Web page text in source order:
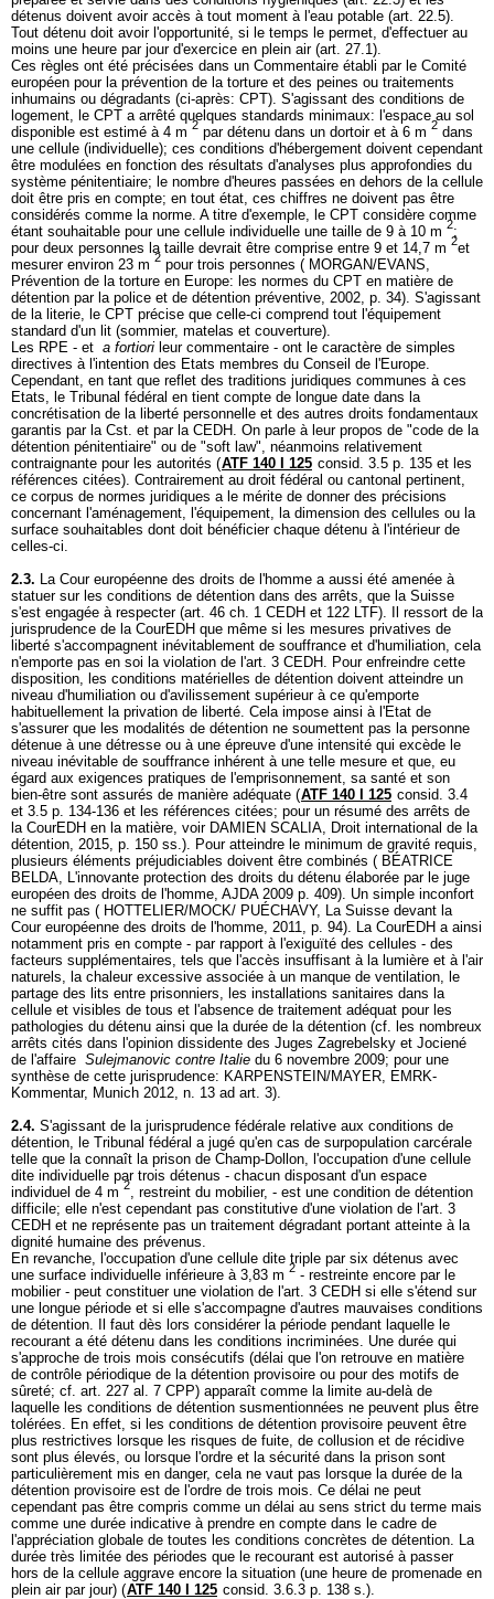
détenus doivent avoir accès à tout moment à l'eau potable (art. 22.5).
Tout détenu doit avoir l'opportunité, si le temps le permet, d'effectuer au
moins une heure par jour d'exercice en plein air (art. 27.1).
Ces règles ont été précisées dans un Commentaire établi par le Comité
européen pour la prévention de la torture et des peines ou traitements
inhumains ou dégradants (ci-après: CPT). S'agissant des conditions de
logement, le CPT a arrêté quelques standards minimaux: l'espace au sol
disponible est estimé à 4 m 2 par détenu dans un dortoir et à 6 m 2 dans
une cellule (individuelle); ces conditions d'hébergement doivent cependant
être modulées en fonction des résultats d'analyses plus approfondies du
système pénitentiaire; le nombre d'heures passées en dehors de la cellule
doit être pris en compte; en tout état, ces chiffres ne doivent pas être
considérés comme la norme. A titre d'exemple, le CPT considère comme
étant souhaitable pour une cellule individuelle une taille de 9 à 10 m 2;
pour deux personnes la taille devrait être comprise entre 9 et 14,7 m 2et
mesurer environ 23 m 2 pour trois personnes ( MORGAN/EVANS,
Prévention de la torture en Europe: les normes du CPT en matière de
détention par la police et de détention préventive, 2002, p. 34). S'agissant
de la literie, le CPT précise que celle-ci comprend tout l'équipement
standard d'un lit (sommier, matelas et couverture).
Les RPE - et a fortiori leur commentaire - ont le caractère de simples
directives à l'intention des Etats membres du Conseil de l'Europe.
Cependant, en tant que reflet des traditions juridiques communes à ces
Etats, le Tribunal fédéral en tient compte de longue date dans la
concrétisation de la liberté personnelle et des autres droits fondamentaux
garantis par la Cst. et par la CEDH. On parle à leur propos de "code de la
détention pénitentiaire" ou de "soft law", néanmoins relativement
contraignante pour les autorités (ATF 140 I 125 consid. 3.5 p. 135 et les
références citées). Contrairement au droit fédéral ou cantonal pertinent,
ce corpus de normes juridiques a le mérite de donner des précisions
concernant l'aménagement, l'équipement, la dimension des cellules ou la
surface souhaitables dont doit bénéficier chaque détenu à l'intérieur de
celles-ci.
2.3. La Cour européenne des droits de l'homme a aussi été amenée à
statuer sur les conditions de détention dans des arrêts, que la Suisse
s'est engagée à respecter (art. 46 ch. 1 CEDH et 122 LTF). Il ressort de la
jurisprudence de la CourEDH que même si les mesures privatives de
liberté s'accompagnent inévitablement de souffrance et d'humiliation, cela
n'emporte pas en soi la violation de l'art. 3 CEDH. Pour enfreindre cette
disposition, les conditions matérielles de détention doivent atteindre un
niveau d'humiliation ou d'avilissement supérieur à ce qu'emporte
habituellement la privation de liberté. Cela impose ainsi à l'Etat de
s'assurer que les modalités de détention ne soumettent pas la personne
détenue à une détresse ou à une épreuve d'une intensité qui excède le
niveau inévitable de souffrance inhérent à une telle mesure et que, eu
égard aux exigences pratiques de l'emprisonnement, sa santé et son
bien-être sont assurés de manière adéquate (ATF 140 I 125 consid. 3.4
et 3.5 p. 134-136 et les références citées; pour un résumé des arrêts de
la CourEDH en la matière, voir DAMIEN SCALIA, Droit international de la
détention, 2015, p. 150 ss.). Pour atteindre le minimum de gravité requis,
plusieurs éléments préjudiciables doivent être combinés ( BÉATRICE
BELDA, L'innovante protection des droits du détenu élaborée par le juge
européen des droits de l'homme, AJDA 2009 p. 409). Un simple inconfort
ne suffit pas ( HOTTELIER/MOCK/ PUÉCHAVY, La Suisse devant la
Cour européenne des droits de l'homme, 2011, p. 94). La CourEDH a ainsi
notamment pris en compte - par rapport à l'exiguïté des cellules - des
facteurs supplémentaires, tels que l'accès insuffisant à la lumière et à l'air
naturels, la chaleur excessive associée à un manque de ventilation, le
partage des lits entre prisonniers, les installations sanitaires dans la
cellule et visibles de tous et l'absence de traitement adéquat pour les
pathologies du détenu ainsi que la durée de la détention (cf. les nombreux
arrêts cités dans l'opinion dissidente des Juges Zagrebelsky et Jociené
de l'affaire Sulejmanovic contre Italie du 6 novembre 2009; pour une
synthèse de cette jurisprudence: KARPENSTEIN/MAYER, EMRK-
Kommentar, Munich 2012, n. 13 ad art. 3).
2.4. S'agissant de la jurisprudence fédérale relative aux conditions de
détention, le Tribunal fédéral a jugé qu'en cas de surpopulation carcérale
telle que la connaît la prison de Champ-Dollon, l'occupation d'une cellule
dite individuelle par trois détenus - chacun disposant d'un espace
individuel de 4 m 2, restreint du mobilier, - est une condition de détention
difficile; elle n'est cependant pas constitutive d'une violation de l'art. 3
CEDH et ne représente pas un traitement dégradant portant atteinte à la
dignité humaine des prévenus.
En revanche, l'occupation d'une cellule dite triple par six détenus avec
une surface individuelle inférieure à 3,83 m 2 - restreinte encore par le
mobilier - peut constituer une violation de l'art. 3 CEDH si elle s'étend sur
une longue période et si elle s'accompagne d'autres mauvaises conditions
de détention. Il faut dès lors considérer la période pendant laquelle le
recourant a été détenu dans les conditions incriminées. Une durée qui
s'approche de trois mois consécutifs (délai que l'on retrouve en matière
de contrôle périodique de la détention provisoire ou pour des motifs de
sûreté; cf. art. 227 al. 7 CPP) apparaît comme la limite au-delà de
laquelle les conditions de détention susmentionnées ne peuvent plus être
tolérées. En effet, si les conditions de détention provisoire peuvent être
plus restrictives lorsque les risques de fuite, de collusion et de récidive
sont plus élevés, ou lorsque l'ordre et la sécurité dans la prison sont
particulièrement mis en danger, cela ne vaut pas lorsque la durée de la
détention provisoire est de l'ordre de trois mois. Ce délai ne peut
cependant pas être compris comme un délai au sens strict du terme mais
comme une durée indicative à prendre en compte dans le cadre de
l'appréciation globale de toutes les conditions concrètes de détention. La
durée très limitée des périodes que le recourant est autorisé à passer
hors de la cellule aggrave encore la situation (une heure de promenade en
plein air par jour) (ATF 140 I 125 consid. 3.6.3 p. 138 s.).